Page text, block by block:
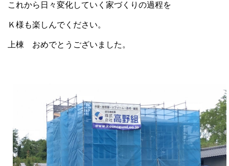
これから日々変化していく家づくりの過程を
Ｋ様も楽しんでください。
上棟 おめでとうございました。